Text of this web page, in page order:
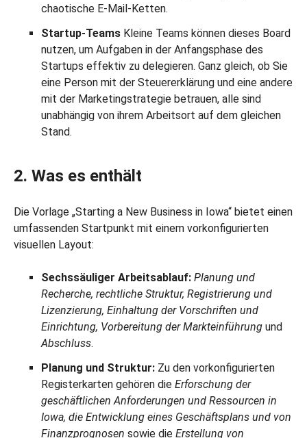
chaotische E-Mail-Ketten.
Startup-Teams Kleine Teams können dieses Board
nutzen, um Aufgaben in der Anfangsphase des
Startups effektiv zu delegieren. Ganz gleich, ob Sie
eine Person mit der Steuererklärung und eine andere
mit der Marketingstrategie betrauen, alle sind
unabhängig von ihrem Arbeitsort auf dem gleichen
Stand.
2. Was es enthält
Die Vorlage „Starting a New Business in Iowa“ bietet einen
umfassenden Startpunkt mit einem vorkonfigurierten
visuellen Layout:
Sechssäuliger Arbeitsablauf: Planung und
Recherche, rechtliche Struktur, Registrierung und
Lizenzierung, Einhaltung der Vorschriften und
Einrichtung, Vorbereitung der Markteinführung und
Abschluss.
Planung und Struktur: Zu den vorkonfigurierten
Registerkarten gehören die Erforschung der
geschäftlichen Anforderungen und Ressourcen in
Iowa, die Entwicklung eines Geschäftsplans und von
Finanzprognosen sowie die Erstellung von